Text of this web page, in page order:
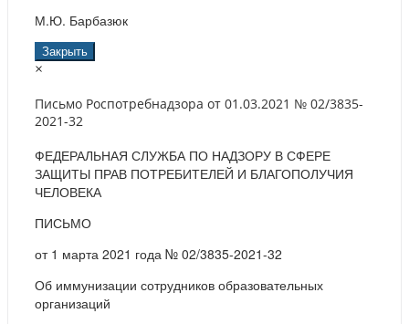
М.Ю. Барбазюк
Закрыть
×
Письмо Роспотребнадзора от 01.03.2021 № 02/3835-
2021-32
ФЕДЕРАЛЬНАЯ СЛУЖБА ПО НАДЗОРУ В СФЕРЕ
ЗАЩИТЫ ПРАВ ПОТРЕБИТЕЛЕЙ И БЛАГОПОЛУЧИЯ
ЧЕЛОВЕКА
ПИСЬМО
от 1 марта 2021 года № 02/3835-2021-32
Об иммунизации сотрудников образовательных
организаций